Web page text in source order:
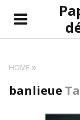
HOME
banlieue